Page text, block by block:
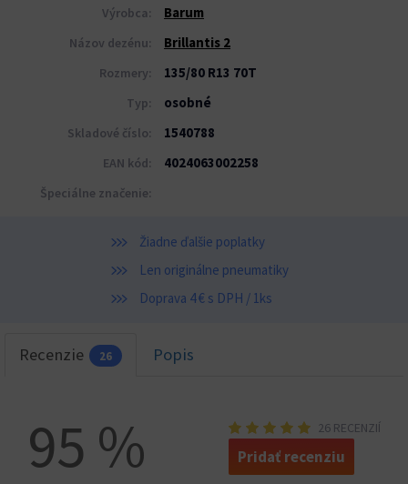
Výrobca: Barum
Názov dezénu: Brillantis 2
Rozmery: 135/80 R13 70T
Typ: osobné
Skladové číslo: 1540788
EAN kód: 4024063002258
Špeciálne značenie:
Žiadne ďalšie poplatky
Len originálne pneumatiky
Doprava 4 € s DPH / 1ks
Recenzie 26 Popis
95 % 26 RECENZIÍ
Pridať recenziu